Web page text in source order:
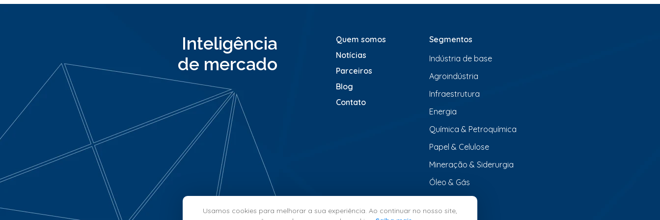
e
g
m
*
Inteligência
de mercado
Quem somos
Notícias
Parceiros
Blog
Contato
Segmentos
Indústria de base
Agroindústria
Infraestrutura
Energia
Química & Petroquímica
Papel & Celulose
Mineração & Siderurgia
Óleo & Gás
Usamos cookies para melhorar a sua experiência. Ao continuar no nosso site,